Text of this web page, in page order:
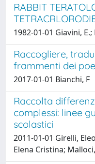
RABBIT
1982-01-01 Giavini,
Raccogliere,
frammenti dei
2017-01-01 Bianchi, F
Raccolta
complessi: linee
scolastici
2011-01-01 Girelli,
Elena Cristina;